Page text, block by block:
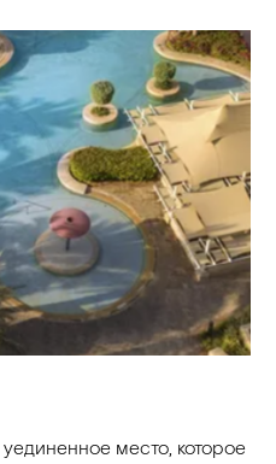
место, которое